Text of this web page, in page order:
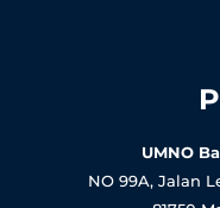
UMNO
NO 99A, Jalan